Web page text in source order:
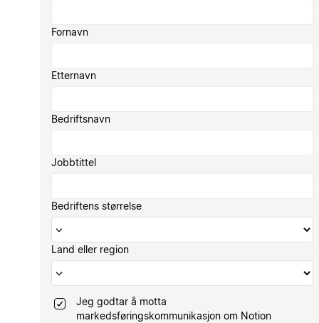
Fornavn
Etternavn
Bedriftsnavn
Jobbtittel
Bedriftens størrelse
Land eller region
Jeg godtar å motta
markedsføringskommunikasjon om Notion